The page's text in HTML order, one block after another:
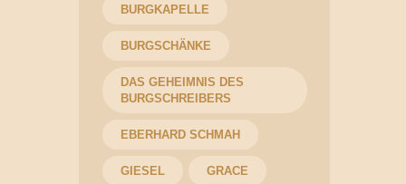
BURGKAPELLE
BURGSCHÄNKE
DAS GEHEIMNIS DES
BURGSCHREIBERS
EBERHARD SCHMAH
GIESEL GRACE